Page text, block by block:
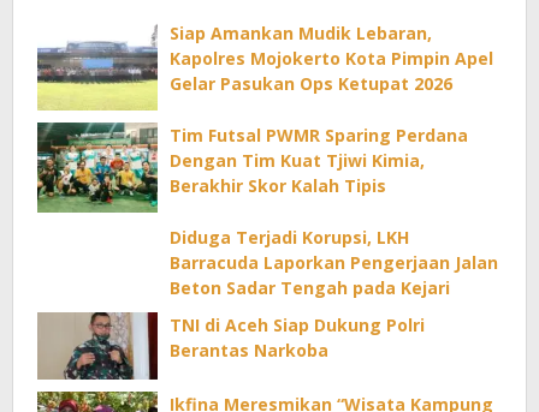
Siap Amankan Mudik Lebaran,
Kapolres Mojokerto Kota Pimpin Apel
Gelar Pasukan Ops Ketupat 2026
Tim Futsal PWMR Sparing Perdana
Dengan Tim Kuat Tjiwi Kimia,
Berakhir Skor Kalah Tipis
Diduga Terjadi Korupsi, LKH
Barracuda Laporkan Pengerjaan Jalan
Beton Sadar Tengah pada Kejari
TNI di Aceh Siap Dukung Polri
Berantas Narkoba
Ikfina Meresmikan “Wisata Kampung